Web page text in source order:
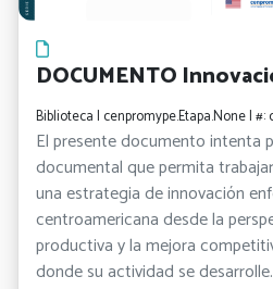
DOCUMENTO
Biblioteca | cenpromype.Etapa.None |
El presente documento intenta
documental que permita
una estrategia de innovación
centroamericana desde la
productiva y la mejora
donde su actividad se